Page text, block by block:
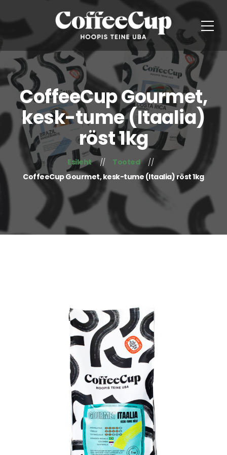
CoffeeCup Gourmet,
kesk-tume (Itaalia)
röst 1kg
Esileht
Tooted
CoffeeCup Gourmet, kesk-tume (Itaalia) röst 1kg